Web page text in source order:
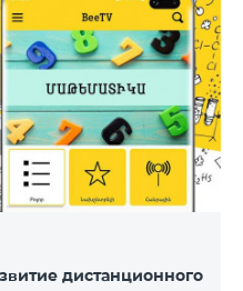
дистанционного